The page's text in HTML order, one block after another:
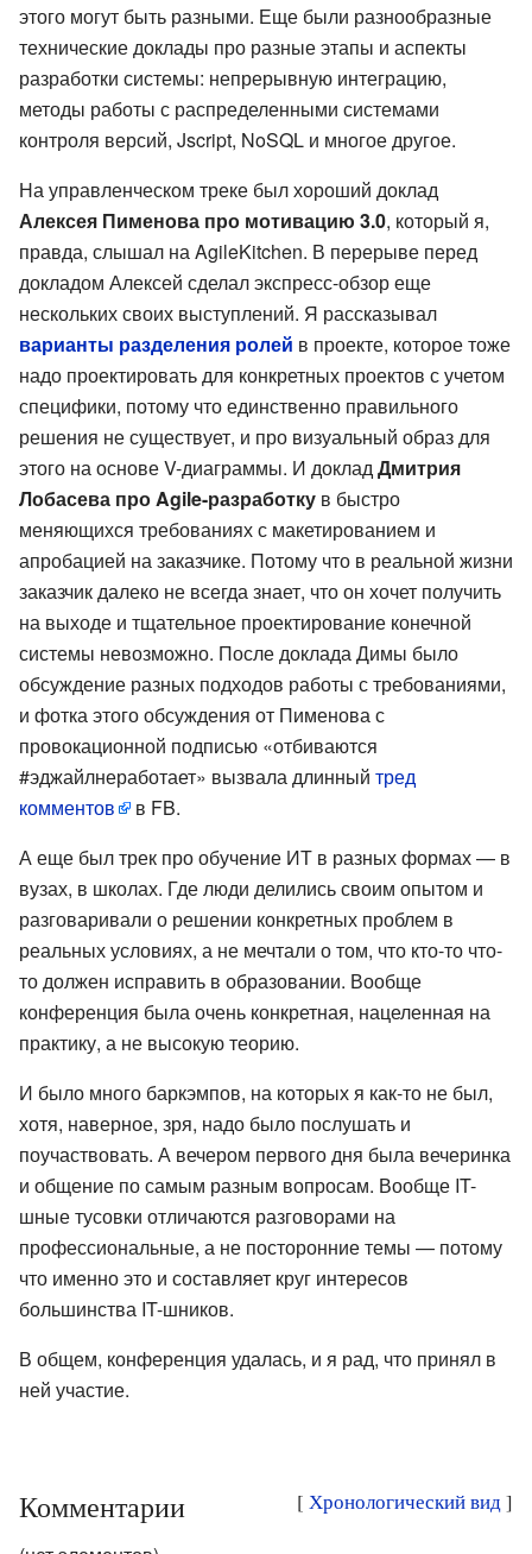
этого могут быть разными. Еще были разнообразные
технические доклады про разные этапы и аспекты
разработки системы: непрерывную интеграцию,
методы работы с распределенными системами
контроля версий, Jscript, NoSQL и многое другое.
На управленческом треке был хороший доклад
Алексея Пименова про мотивацию 3.0, который я,
правда, слышал на AgileKitchen. В перерыве перед
докладом Алексей сделал экспресс-обзор еще
нескольких своих выступлений. Я рассказывал
варианты разделения ролей в проекте, которое тоже
надо проектировать для конкретных проектов с учетом
специфики, потому что единственно правильного
решения не существует, и про визуальный образ для
этого на основе V-диаграммы. И докладДмитрия
Лобасева про Agile-разработку в быстро
меняющихся требованиях с макетированием и
апробацией на заказчике. Потому что в реальной жизни
заказчик далеко не всегда знает, что он хочет получить
на выходе и тщательное проектирование конечной
системы невозможно. После доклада Димы было
обсуждение разных подходов работы с требованиями,
и фотка этого обсуждения от Пименова с
провокационной подписью «отбиваются
#эджайлнеработает» вызвала длинный тред
комментов
в FB.
А еще был трек про обучение ИТ в разных формах — в
вузах, в школах. Где люди делились своим опытом и
разговаривали о решении конкретных проблем в
реальных условиях, а не мечтали о том, что кто-то что-
то должен исправить в образовании. Вообще
конференция была очень конкретная, нацеленная на
практику, а не высокую теорию.
И было много баркэмпов, на которых я как-то не был,
хотя, наверное, зря, надо было послушать и
поучаствовать. А вечером первого дня была вечеринка
и общение по самым разным вопросам. Вообще IT-
шные тусовки отличаются разговорами на
профессиональные, а не посторонние темы — потому
что именно это и составляет круг интересов
большинства IT-шников.
В общем, конференция удалась, и я рад, что принял в
ней участие.
[ Хронологический вид]
Комментарии